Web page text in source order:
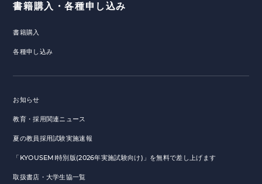
書籍購入・各種申し込み
書籍購入
各種申し込み
お知らせ
教育・採用関連ニュース
夏の教員採用試験実施速報
「KYOUSEMI特別版(2026年実施試験向け)」を無料で差し上げます
取扱書店・大学生協一覧